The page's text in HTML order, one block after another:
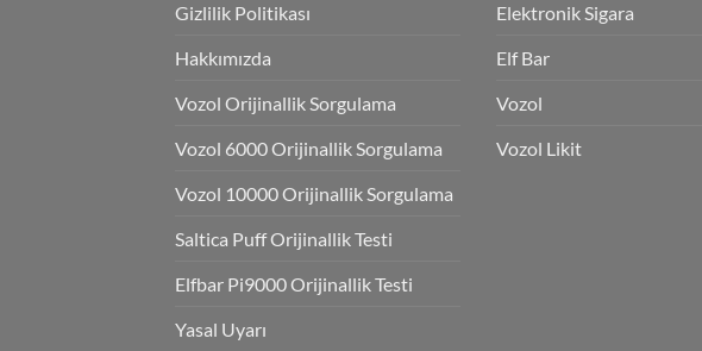
Gizlilik Politikası
Hakkımızda
Vozol Orijinallik Sorgulama
Vozol 6000 Orijinallik Sorgulama
Vozol 10000 Orijinallik Sorgulama
Saltica Puff Orijinallik Testi
Elfbar Pi9000 Orijinallik Testi
Yasal Uyarı
Elektronik Sigara
Elf Bar
Vozol
Vozol Likit